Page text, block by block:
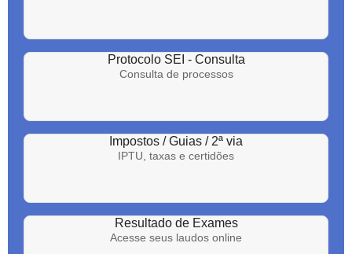
Protocolo SEI - Consulta
Consulta de processos
Impostos / Guias / 2ª via
IPTU, taxas e certidões
Resultado de Exames
Acesse seus laudos online